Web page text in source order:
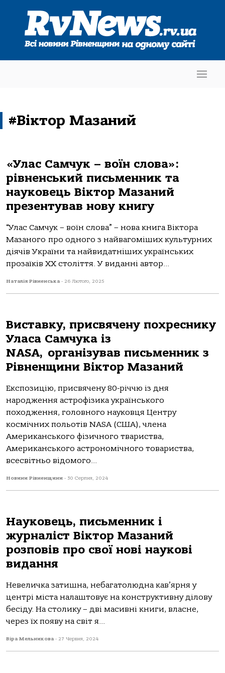
#Віктор Мазаний
«Улас Самчук – воїн слова»:
рівненський письменник та
науковець Віктор Мазаний
презентував нову книгу
“Улас Самчук – воїн слова” – нова книга Віктора
Мазаного про одного з найвагоміших культурних
діячів України та найвидатніших українських
прозаїків ХХ століття. У виданні автор...
Наталія Рівненська - 26 Лютого, 2025
Виставку, присвячену похреснику
Уласа Самчука із
NASA, організував письменник з
Рівненщини Віктор Мазаний
Експозицію, присвячену 80-річчю із дня
народження астрофізика українського
походження, головного науковця Центру
космічних польотів NASA (США), члена
Американського фізичного твариства,
Американського астрономічного товариства,
всесвітньо відомого...
Новини Рівненщини - 30 Серпня, 2024
Науковець, письменник і
журналіст Віктор Мазаний
розповів про свої нові наукові
видання
Невеличка затишна, небагатолюдна кав’ярня у
центрі міста налаштовує на конструктивну ділову
бесіду. На столику – дві масивні книги, власне,
через їх появу на світ я...
Віра Мельникова - 27 Червня, 2024